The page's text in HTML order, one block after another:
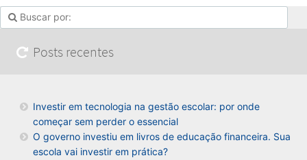
Posts recentes
Investir em tecnologia na gestão escolar: por onde
começar sem perder o essencial
O governo investiu em livros de educação financeira. Sua
escola vai investir em prática?